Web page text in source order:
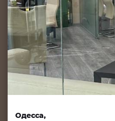
Одесса,